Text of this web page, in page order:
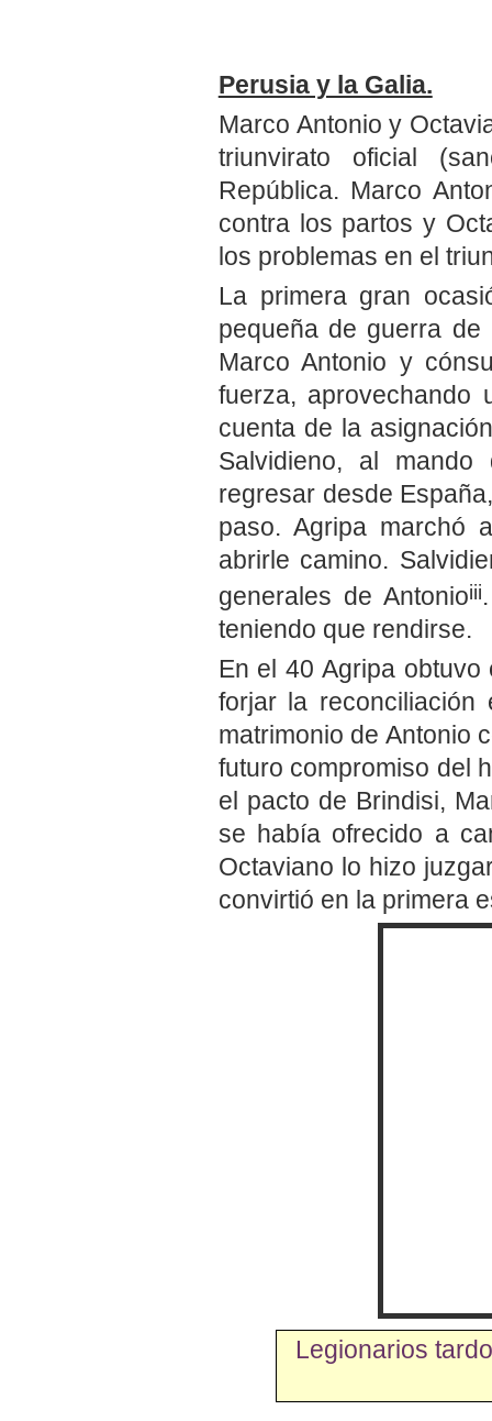
Perusia y la Galia.
Marco Antonio y
triunvirato oficial
República. Marco
contra los partos y
los problemas en el
La primera gran
pequeña de guerra de
Marco Antonio y
fuerza, aprovechando
cuenta de la
Salvidieno, al
regresar desde
paso. Agripa marchó
abrirle camino.
generales de Antonioiii
teniendo que rendirse.
En el 40 Agripa
forjar la reconciliación
matrimonio de Antonio
futuro compromiso del
el pacto de Brindisi,
se había ofrecido a
Octaviano lo hizo
convirtió en la primera
Legionarios